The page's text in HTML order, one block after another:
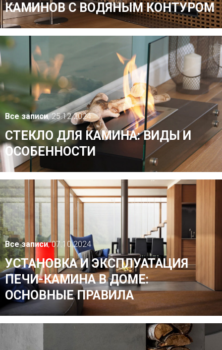
КАМИНОВ С ВОДЯНЫМ КОНТУРОМ
Все записи, 25.12.2024
СТЕКЛО ДЛЯ КАМИНА: ВИДЫ И
ОСОБЕННОСТИ
Все записи, 07.10.2024
УСТАНОВКА И ЭКСПЛУАТАЦИЯ
ПЕЧИ-КАМИНА В ДОМЕ:
ОСНОВНЫЕ ПРАВИЛА